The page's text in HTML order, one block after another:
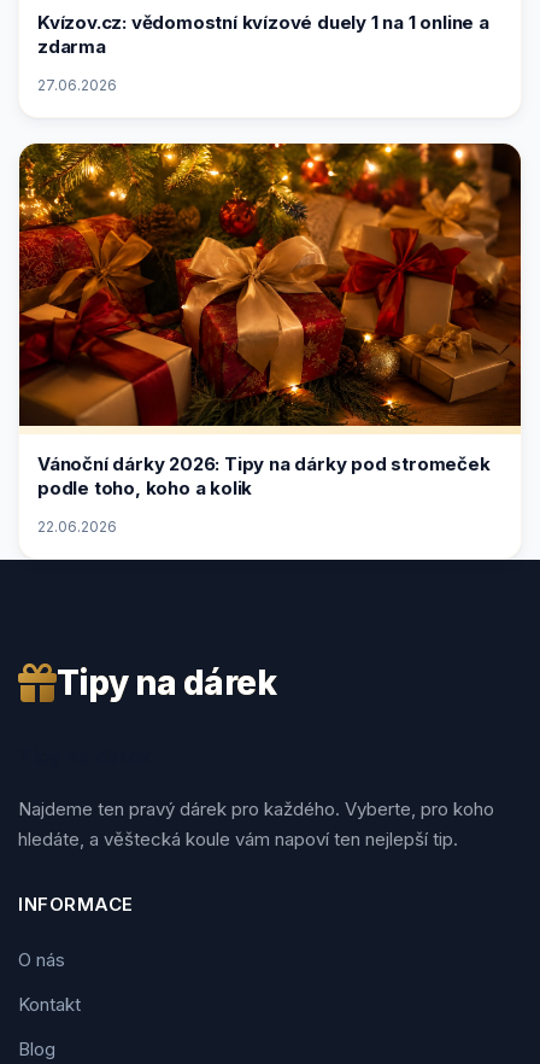
Kvízov.cz: vědomostní kvízové duely 1 na 1 online a
zdarma
27.06.2026
Vánoční dárky 2026: Tipy na dárky pod stromeček
podle toho, koho a kolik
22.06.2026
Tipy na dárek
Najdeme ten pravý dárek pro každého. Vyberte, pro koho
hledáte, a věštecká koule vám napoví ten nejlepší tip.
INFORMACE
O nás
Kontakt
Blog